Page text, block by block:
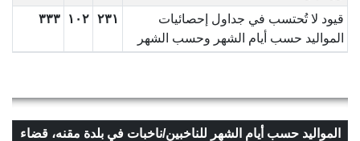
قيود لا تُحتسب في جداول إحصائيات
المواليد حسب أيام الشهر وحسب الشهر
٢٣١ ١٠٢ ٣٣٣
المواليد حسب أيام الشهر للناخبين/ناخبات في بلدة مقنه، قضاء